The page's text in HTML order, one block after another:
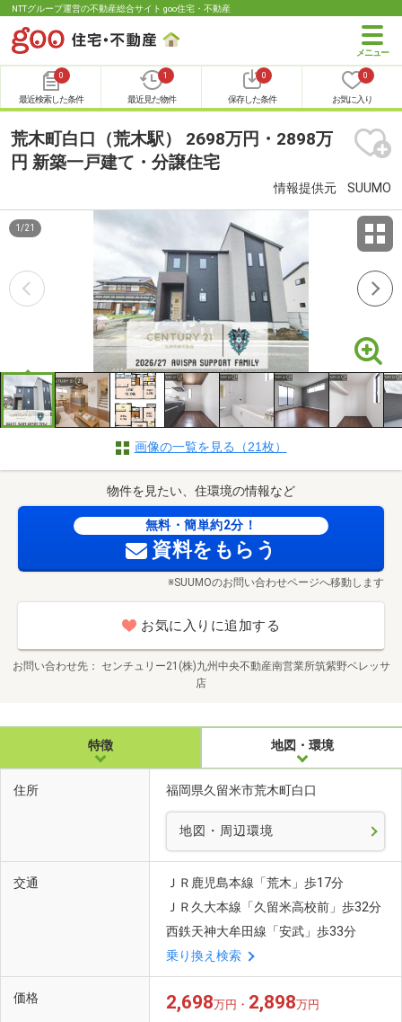
NTTグループ運営の不動産総合サイト goo住宅・不動産
0
最近検索した条件
1
最近見た物件
0
保存した条件
0
お気に入り
荒木町白口（荒木駅） 2698万円・2898万
円 新築一戸建て・分譲住宅
情報提供元 SUUMO
1 /21
画像の一覧を見る（21枚）
物件を見たい、住環境の情報など
無料・簡単約2分！
資料をもらう
※SUUMOのお問い合わせページへ移動します
お気に入りに追加する
お問い合わせ先
センチュリー21(株)九州中央不動産南営業所筑紫野ベレッサ
店
特徴 地図・環境
住所 福岡県久留米市荒木町白口
地図・周辺環境
交通
ＪＲ鹿児島本線「荒木」歩17分
ＪＲ久大本線「久留米高校前」歩32分
西鉄天神大牟田線「安武」歩33分
乗り換え検索
価格 2,698万円・ 2,898万円